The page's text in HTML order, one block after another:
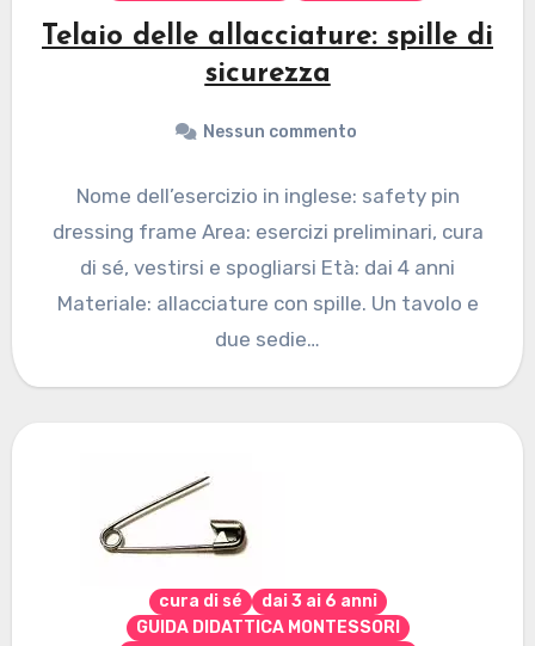
Telaio delle allacciature: spille di
sicurezza
Nessun commento
Nome dell’esercizio in inglese: safety pin
dressing frame Area: esercizi preliminari, cura
di sé, vestirsi e spogliarsi Età: dai 4 anni
Materiale: allacciature con spille. Un tavolo e
due sedie…
cura di sé
dai 3 ai 6 anni
GUIDA DIDATTICA MONTESSORI